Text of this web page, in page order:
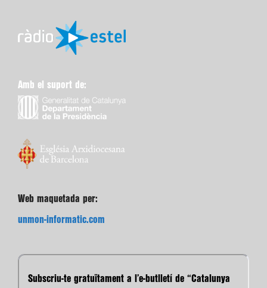
Amb el suport de:
Web maquetada per:
unmon-informatic.com
Subscriu-te gratuïtament a l’e-butlletí de “Catalunya